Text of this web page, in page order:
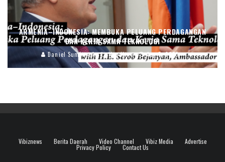
ARMENIA–INDONESIA: MEMBUKA PELUANG PERDAGANGAN
DAN KERJA SAMA TEKNOLOGI
Daniel Sumbayak Headline Aug 5, 2026
Vibiznews Berita Daerah Video Channel Vibiz Media Advertise
Privacy Policy Contact Us